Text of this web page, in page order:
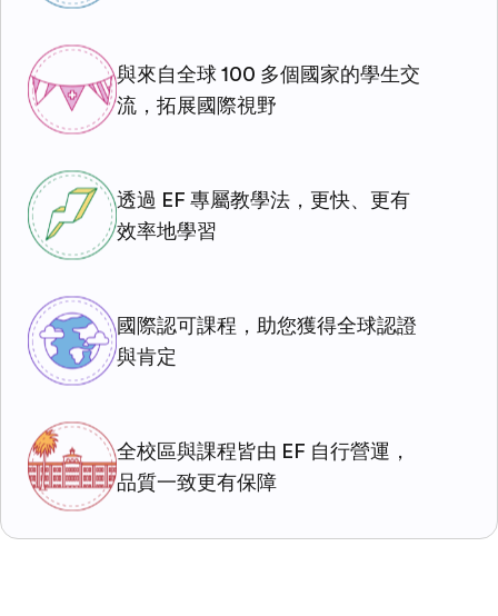
與來自全球 100 多個國家的學生交
流，拓展國際視野
透過 EF 專屬教學法，更快、更有
效率地學習
國際認可課程，助您獲得全球認證
與肯定
全校區與課程皆由 EF 自行營運，
品質一致更有保障